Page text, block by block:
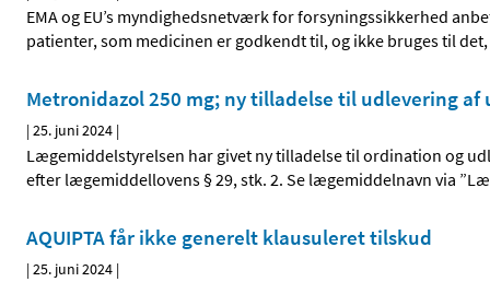
EMA og EU’s myndighedsnetværk for forsyningssikkerhed
patienter, som medicinen er godkendt til, og ikke bruges til
Metronidazol 250 mg; ny tilladelse til udlevering
|25. juni 2024 |
Lægemiddelstyrelsen har givet ny tilladelse til ordination og
efter lægemiddellovens § 29, stk. 2. Se lægemiddelnavn via
AQUIPTA får ikke generelt klausuleret tilskud
|25. juni 2024 |